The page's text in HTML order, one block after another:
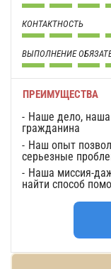
КОНТАКТНОСТЬ
ВЫПОЛНЕНИЕ
ПРЕИМУЩЕСТВА
Наше дело,
гражданина
Наш опыт
серьезные
Наша миссия-
найти способ